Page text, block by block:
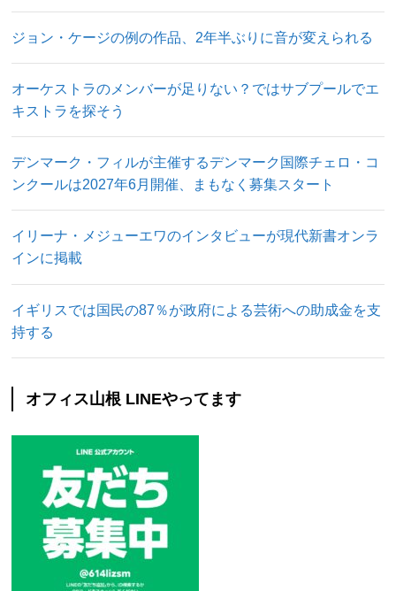
ジョン・ケージの例の作品、2年半ぶりに音が変えられる
オーケストラのメンバーが足りない？ではサブプールでエ
キストラを探そう
デンマーク・フィルが主催するデンマーク国際チェロ・コ
ンクールは2027年6月開催、まもなく募集スタート
イリーナ・メジューエワのインタビューが現代新書オンラ
インに掲載
イギリスでは国民の87％が政府による芸術への助成金を支
持する
オフィス山根 LINEやってます